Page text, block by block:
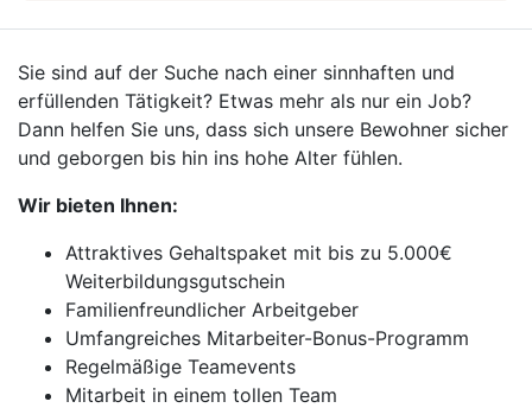
Sie sind auf der Suche nach einer sinnhaften und
erfüllenden Tätigkeit? Etwas mehr als nur ein Job?
Dann helfen Sie uns, dass sich unsere Bewohner sicher
und geborgen bis hin ins hohe Alter fühlen.
Wir bieten Ihnen:
Attraktives Gehaltspaket mit bis zu 5.000€
Weiterbildungsgutschein
Familienfreundlicher Arbeitgeber
Umfangreiches Mitarbeiter-Bonus-Programm
Regelmäßige Teamevents
Mitarbeit in einem tollen Team